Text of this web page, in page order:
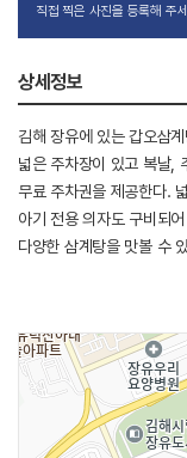
직접 찍은 사진을 등록해 주세
상세정보
김해 장유에 있는 갑오삼
넓은 주차장이 있고 복날,
무료 주차권을 제공한다.
아기 전용 의자도 구비되
다양한 삼계탕을 맛볼 수
이곳은 식전 인삼주가 제
휴무 없이 영업한다. 도보